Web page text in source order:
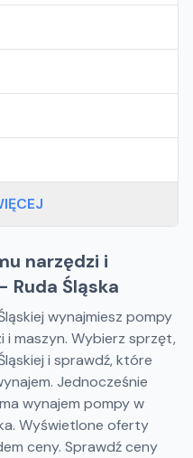
narzędzi i
Ruda Śląska
wynajmiesz pompy
maszyn. Wybierz sprzęt,
i sprawdź, które
Jednocześnie
wynajem pompy w
Wyświetlone oferty
ceny. Sprawdź ceny